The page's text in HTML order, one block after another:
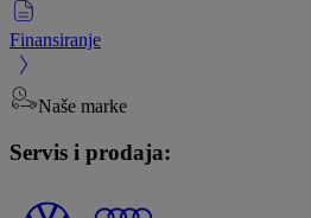
Finansiranje
Naše marke
Servis i prodaja: